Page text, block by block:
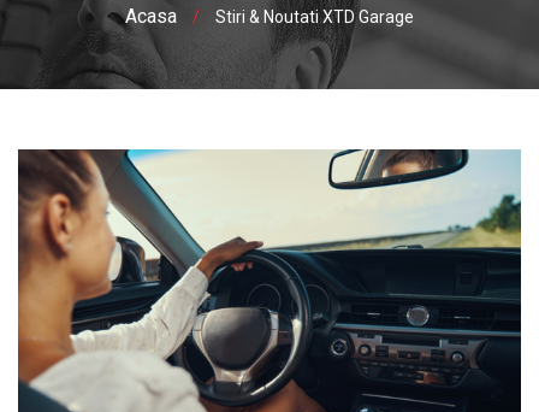
Acasa / Stiri & Noutati XTD Garage